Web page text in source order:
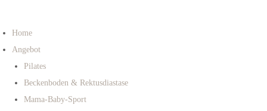
Home
Angebot
Pilates
Beckenboden & Rektusdiastase
Mama-Baby-Sport